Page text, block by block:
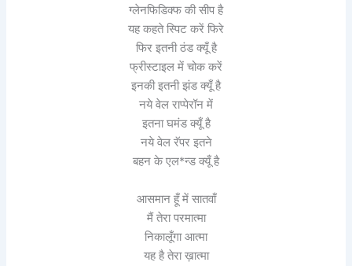
ग्लेनफिडिक्फ की सीप है
यह कहते स्पिट करें फिरे
फिर इतनी ठंड क्यूँ है
फ्रीस्टाइल में चोक करें
इनकी इतनी झंड क्यूँ है
नये वेल राप्पेरॉन में
इतना घमंड क्यूँ है
नये वेल रॅपर इतने
बहन के एल*न्ड क्यूँ है
आसमान हूँ में सातवाँ
मैं तेरा परमात्मा
निकालूँगा आत्मा
यह है तेरा ख़ात्मा